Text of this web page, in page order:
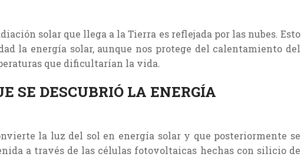
solar que llega a la Tierra es reflejada por las nubes. Esto
la energía solar, aunque nos protege del calentamiento del
que dificultarían la vida.
SE DESCUBRIÓ LA ENERGÍA
la luz del sol en energía solar y que posteriormente se
a través de las células fotovoltaicas hechas con silicio de